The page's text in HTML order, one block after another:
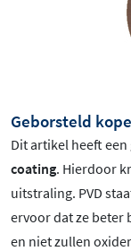
Geborsteld
Dit artikel heeft een
coating. Hierdoor
uitstraling. PVD
ervoor dat ze beter
en niet zullen